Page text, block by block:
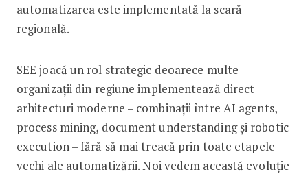
automatizarea este implementată la scară
regională.
SEE joacă un rol strategic deoarece multe
organizații din regiune implementează direct
arhitecturi moderne – combinații între AI agents,
process mining, document understanding și robotic
execution – fără să mai treacă prin toate etapele
vechi ale automatizării. Noi vedem această evoluție